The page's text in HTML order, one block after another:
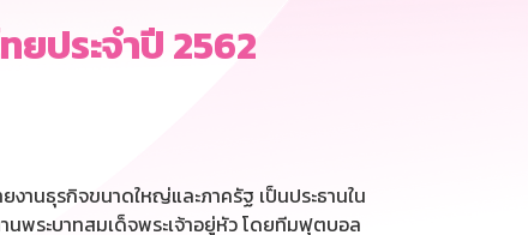
ประจำปี 2562
านธุรกิจขนาดใหญ่และภาครัฐ เป็นประธานใน
นพระบาทสมเด็จพระเจ้าอยู่หัว โดยทีมฟุตบอล